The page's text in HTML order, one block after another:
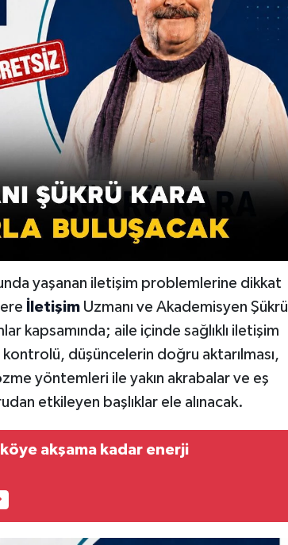
yaşanan iletişim problemlerine dikkat
İletişim Uzmanı ve Akademisyen Şükrü
kapsamında; aile içinde sağlıklı iletişim
düşüncelerin doğru aktarılması,
yöntemleri ile yakın akrabalar ve eş
etkileyen başlıklar ele alınacak.
akşama kadar enerji